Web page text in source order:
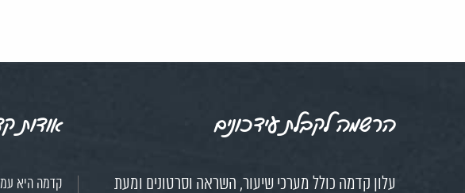
הרשמה לקבלת עידכונים
עלון קדמה כולל מערכי שיעור, השראה וסרטונים ומעת
אודות
קדמה היא